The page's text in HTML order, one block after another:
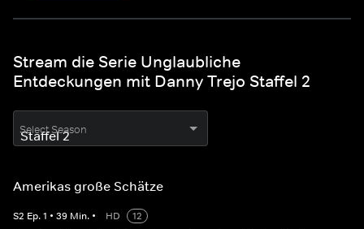
Stream die Serie Unglaubliche
Entdeckungen mit Danny Trejo Staffel 2
Select Season
Amerikas große Schätze
S2 Ep.1 • 39 Min. • HD
12